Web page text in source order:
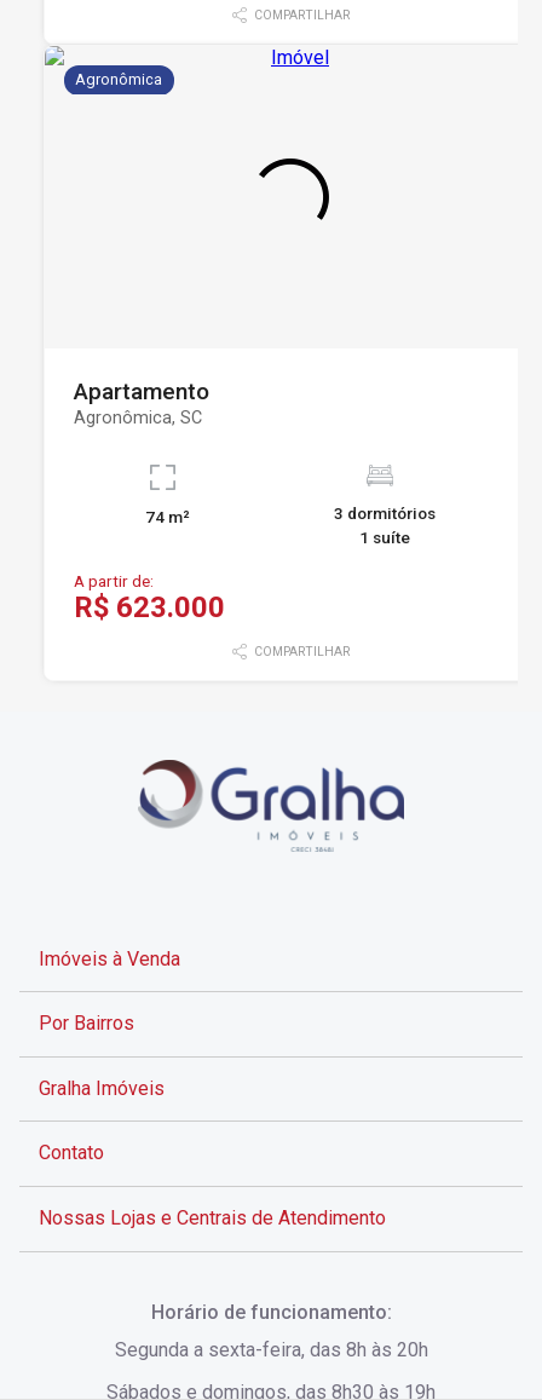
COMPARTILHAR
Agronômica
Apartamento
Agronômica, SC
74 m²
3 dormitórios
1 suíte
A partir de:
R$ 623.000
COMPARTILHAR
Imóveis à Venda
Por Bairros
Gralha Imóveis
Contato
Nossas Lojas e Centrais de Atendimento
Horário de funcionamento:
Segunda a sexta-feira, das 8h às 20h
Sábados e domingos, das 8h30 às 19h